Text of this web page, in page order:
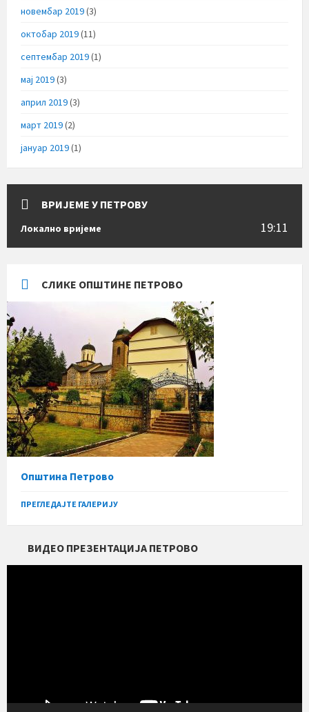
новембар 2019(3)
октобар 2019(11)
септембар 2019(1)
мај 2019(3)
април 2019(3)
март 2019(2)
јануар 2019(1)
ВРИЈЕМЕ У ПЕТРОВУ
Локално вријеме 19:11
СЛИКЕ ОПШТИНЕ ПЕТРОВО
Општина Петрово
ПРЕГЛЕДАЈТЕ ГАЛЕРИЈУ
ВИДЕО ПРЕЗЕНТАЦИЈА ПЕТРОВО